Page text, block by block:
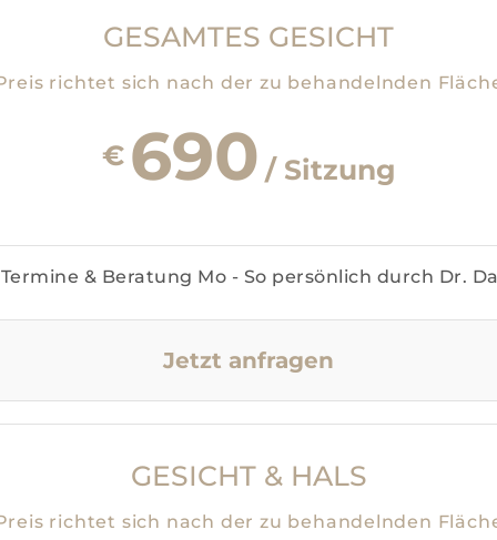
GESAMTES GESICHT
richtet sich nach der zu behandelnden
€ 690 / Sitzung
Termine & Beratung Mo - So persönlich durch Dr.
Jetzt anfragen
GESICHT & HALS
richtet sich nach der zu behandelnden